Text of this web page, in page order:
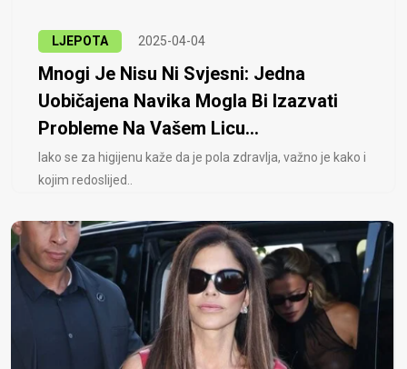
LJEPOTA 2025-04-04
Mnogi Je Nisu Ni Svjesni: Jedna
Uobičajena Navika Mogla Bi Izazvati
Probleme Na Vašem Licu...
Iako se za higijenu kaže da je pola zdravlja, važno je kako i
kojim redoslijed..